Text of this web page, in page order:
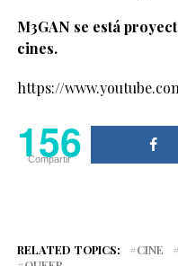
M3GAN se está
cines.
https://
156
Compartir
RELATED TOPICS: CINE